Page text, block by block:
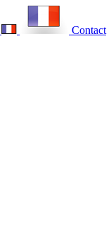
Contact